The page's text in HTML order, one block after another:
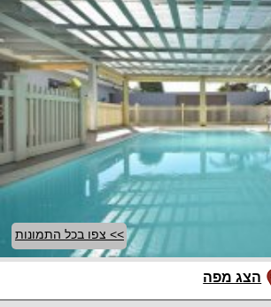
>> צפו בכל התמונות
הצג מפה